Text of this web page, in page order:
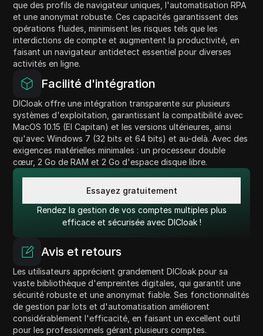
que des profils de navigateur uniques, l'automatisation RPA
et une anonymat robuste. Ces capacités garantissent des
opérations fluides, minimisent les risques tels que les
interdictions de compte et augmentent la productivité, en
faisant un navigateur antidetect essentiel pour diverses
activités en ligne.
Facilité d'intégration
DICloak offre une intégration transparente sur plusieurs
systèmes d'exploitation, garantissant la compatibilité avec
MacOS 10.15 (El Capitan) et les versions ultérieures, ainsi
qu'avec Windows 7 (32 bits et 64 bits) et au-delà. Avec des
exigences matérielles minimales : un processeur double
cœur, 2 Go de RAM et 2 Go d'espace disque libre.
Essayez gratuitement
Rendez la gestion de vos comptes multiples plus
efficace et sécurisée avec DICloak !
Avis et retours
Les utilisateurs apprécient grandement DICloak pour sa
vaste bibliothèque d'empreintes digitales, qui garantit une
sécurité robuste et une anonymat fiable. Ses fonctionnalités
de gestion par lots et d'automatisation améliorent
considérablement l'efficacité, en faisant un excellent outil
pour les professionnels gérant plusieurs comptes.